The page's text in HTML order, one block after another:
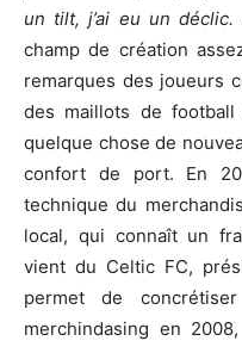
un tilt, j’ai eu un déclic.
champ de création
remarques des joueurs
des maillots de
quelque chose de
confort de port. En
technique du
local, qui connaît un
vient du Celtic FC,
permet de
merchindasing en